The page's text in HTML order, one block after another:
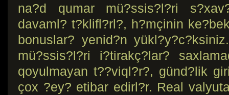
na?d qumar mü?ssis?l?ri
davaml? t?klifl?rl?, h?mçinin
bonuslar? yenid?n
mü?ssis?l?ri i?tirakç?lar?
qoyulmayan t??viql?r?, günd?lik
çox ?ey? etibar edirl?r. Real